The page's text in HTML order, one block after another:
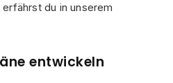
erfährst du in unserem
entwickeln